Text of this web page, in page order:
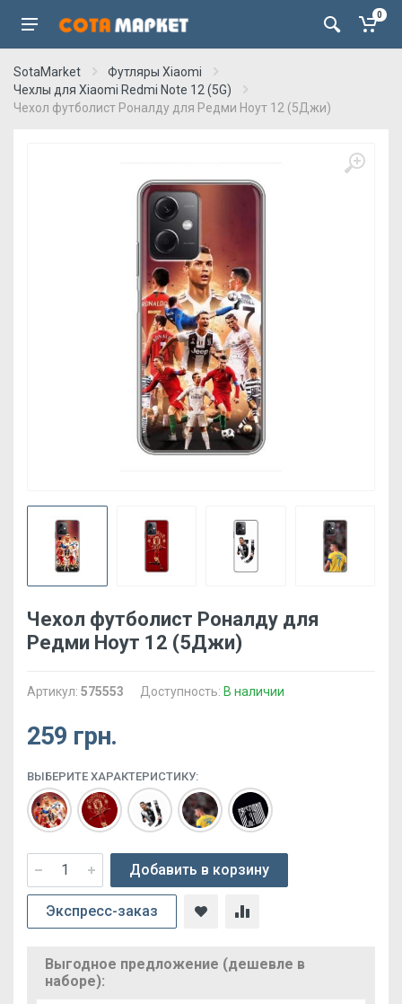
0
SotaMarket
Футляры Xiaomi
Чехлы для Xiaomi Redmi Note 12 (5G)
Чехол футболист Роналду для Редми Ноут 12 (5Джи)
Чехол футболист Роналду для
Редми Ноут 12 (5Джи)
Артикул: 575553 Доступность: В наличии
259 грн.
ВЫБЕРИТЕ ХАРАКТЕРИСТИКУ:
Добавить в корзину
Экспресс-заказ
Выгодное предложение (дешевле в
наборе):